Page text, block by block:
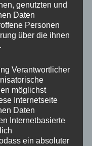
genutzten und
Daten
Personen
über die ihnen
Verantwortlicher
möglichst
Internetseite
Daten
Internetbasierte
ein absoluter